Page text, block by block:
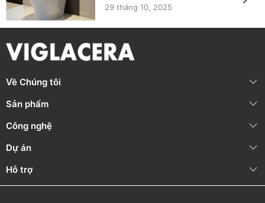
29 tháng 10, 2025
Về Chúng tôi
Sản phẩm
Công nghệ
Dự án
Hỗ trợ